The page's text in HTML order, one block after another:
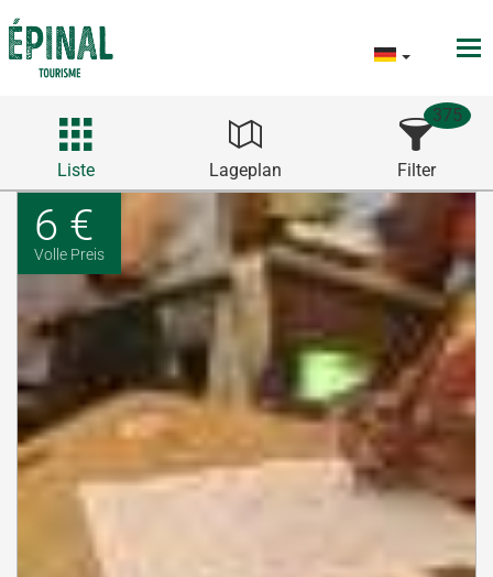
Liste Lageplan Filter
375
6 €
Volle Preis